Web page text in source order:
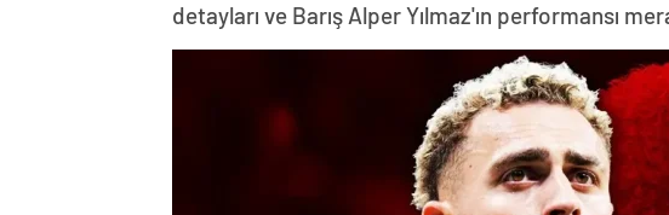
detayları ve Barış Alper Yılmaz'ın performansı